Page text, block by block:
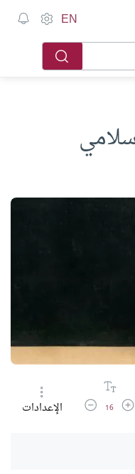
EN
زيادة حجم الخط
16 تقليل حجم الخط
الإعدادات